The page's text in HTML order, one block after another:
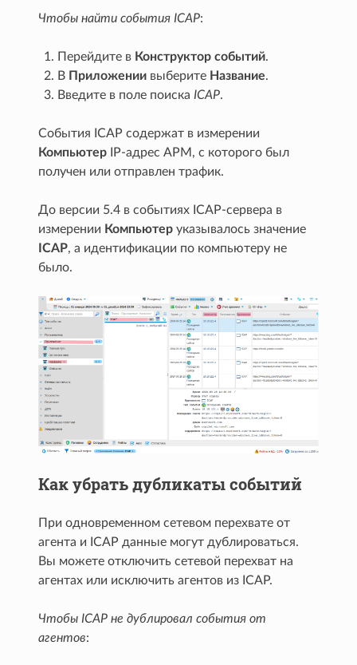
Чтобы найти события ICAP:
Перейдите в Конструктор событий.
В Приложении выберите Название.
Введите в поле поиска ICAP.
События ICAP содержат в измерении
Компьютер IP-адрес АРМ, с которого был
получен или отправлен трафик.
До версии 5.4 в событиях ICAP-сервера в
измерении Компьютер указывалось значение
ICAP, а идентификации по компьютеру не
было.
Как убрать дубликаты событий
При одновременном сетевом перехвате от
агента и ICAP данные могут дублироваться.
Вы можете отключить сетевой перехват на
агентах или исключить агентов из ICAP.
Чтобы ICAP не дублировал события от
агентов: